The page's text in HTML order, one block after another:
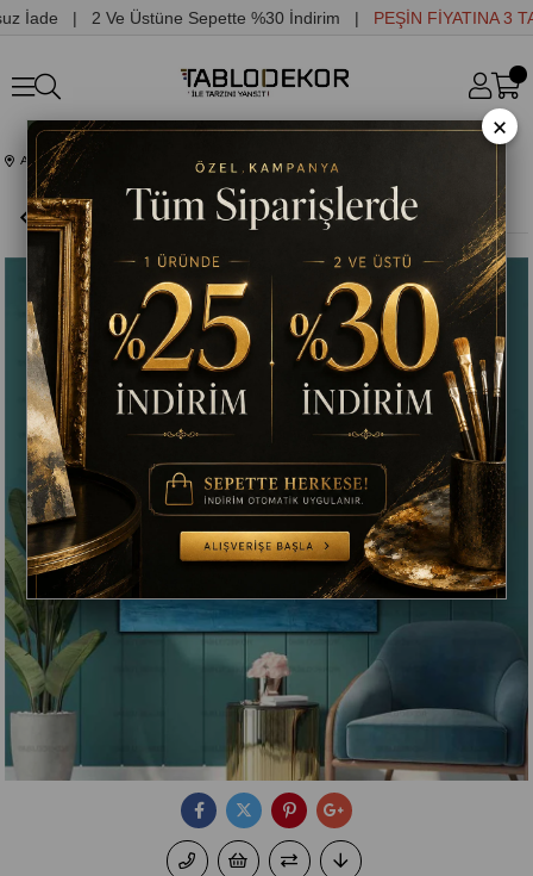
| 2 Ve Üstüne Sepette %30 İndirim | PEŞİN FİYATINA 3
Anasayfa Yağlı Boya Tablolar
SOYUT MAVİ, BEYAZ ORİJİNAL YAĞLI BOYA TABLO
×